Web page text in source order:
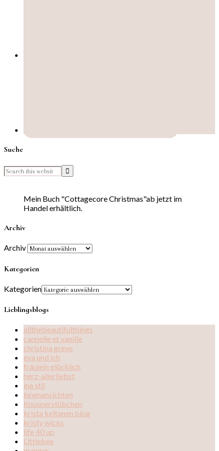
Suche
Mein Buch "Cottagecore Christmas"ab jetzt im
Handel erhältlich.
Archiv
Archiv
Kategorien
Kategorien
Lieblingsblogs
allthebeautifulthings
cannelle et vanille
christina greve
eva und ich
fräulein glücklich
herz-allerliebst
ina stil
innenansichten
Knusperstübchen
krista keltanen blog
kristy wicks
life 40 up
Littlebee